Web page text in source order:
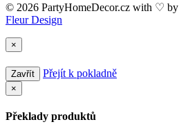
© 2026 PartyHomeDecor.cz with ♡ by
Fleur Design
×
Zavřít Přejít k pokladně
×
Překlady produktů